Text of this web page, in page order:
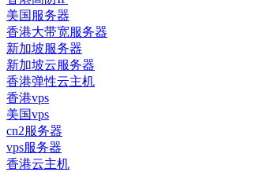
美国服务器
香港大带宽服务器
新加坡服务器
新加坡云服务器
香港弹性云主机
香港vps
美国vps
cn2服务器
vps服务器
香港云主机